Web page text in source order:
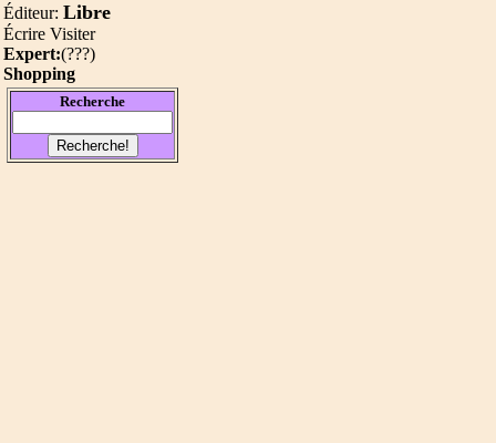
Éditeur: Libre
Écrire Visiter
Expert:(???)
Shopping
Recherche